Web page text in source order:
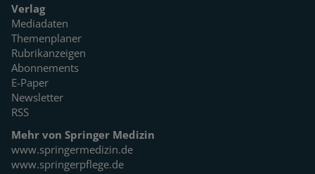
Verlag
Mediadaten
Themenplaner
Rubrikanzeigen
Abonnements
E-Paper
Newsletter
RSS
Mehr von Springer Medizin
www.springermedizin.de
www.springerpflege.de